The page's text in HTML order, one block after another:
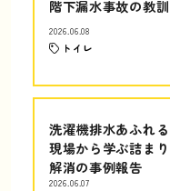
階下漏水事故の教訓
2026.06.08
トイレ
洗濯機排水あふれる
現場から学ぶ詰まり
解消の事例報告
2026.06.07